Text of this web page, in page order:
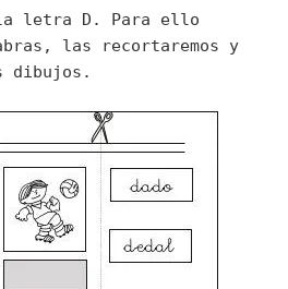
la letra D. Para ello
las recortaremos y
dibujos.